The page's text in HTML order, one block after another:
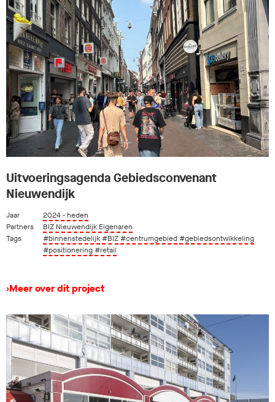
Uitvoeringsagenda Gebiedsconvenant
Nieuwendijk
Jaar
2024 - heden
Partners
BIZ Nieuwendijk Eigenaren
Tags
#binnenstedelijk#BIZ#centrumgebied#gebiedsontwikkeling
#positionering#retail
›Meer over dit project